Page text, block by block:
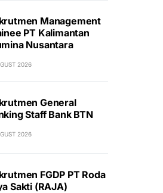
Management
PT Kalimantan
Nusantara
2026
General
Staff Bank BTN
2026
FGDP PT Roda
Sakti (RAJA)